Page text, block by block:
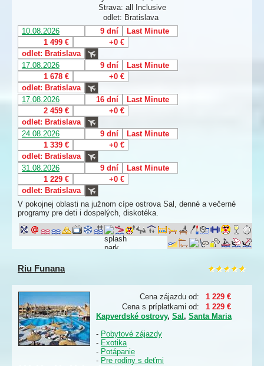
Strava: all Inclusive
odlet: Bratislava
10.08.2026
9 dní
Last Minute
1 499 €
+0 €
odlet: Bratislava
17.08.2026
9 dní
Last Minute
1 678 €
+0 €
odlet: Bratislava
17.08.2026
16 dní
Last Minute
2 459 €
+0 €
odlet: Bratislava
24.08.2026
9 dní
Last Minute
1 339 €
+0 €
odlet: Bratislava
31.08.2026
9 dní
Last Minute
1 229 €
+0 €
odlet: Bratislava
V pokojnej oblasti na južnom cípe ostrova Sal, denné a večerné
programy pre deti i dospelých, diskotéka.
Riu Funana
Cena zájazdu od:
1 229 €
Cena s príplatkami od:
1 229 €
Kapverdské ostrovy, Sal , Santa Maria
- Pobytové zájazdy
- Exotika
- Potápanie
- Pre rodiny s deťmi